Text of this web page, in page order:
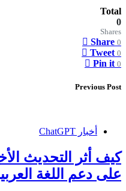
Total
0
Shares
Share 0
Tweet 0
Pin it 0
Previous Post
أخبار ChatGPT
كيف أثر التحديث
على دعم اللغة